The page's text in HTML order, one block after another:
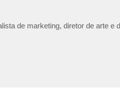
de marketing, diretor de arte e